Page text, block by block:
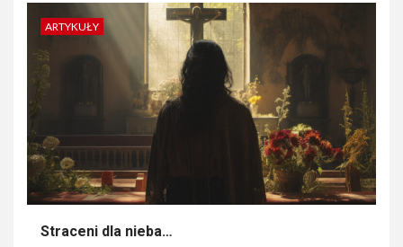
ARTYKUŁY
Straceni dla nieba…